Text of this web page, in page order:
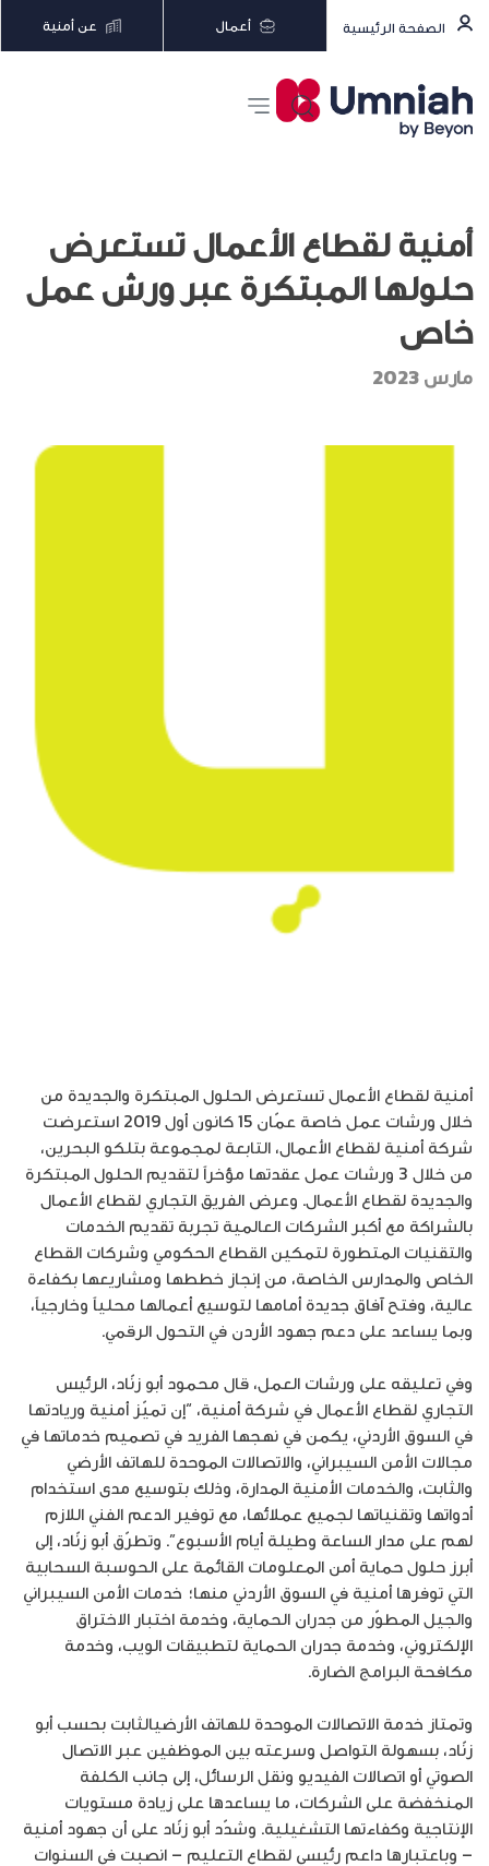
الصفحة الرئيسية أعمال عن أمنية
أمنية لقطاع الأعمال تستعرض
حلولها المبتكرة عبر ورش عمل
خاص
مارس 2023
أمنية لقطاع الأعمال تستعرض الحلول المبتكرة والجديدة من
خلال ورشات عمل خاصة عمّان 15 كانون أول 2019 استعرضت
شركة أمنية لقطاع الأعمال، التابعة لمجموعة بتلكو البحرين،
من خلال 3 ورشات عمل عقدتها مؤخراً لتقديم الحلول المبتكرة
والجديدة لقطاع الأعمال. وعرض الفريق التجاري لقطاع الأعمال
بالشراكة مع أكبر الشركات العالمية تجربة تقديم الخدمات
والتقنيات المتطورة لتمكين القطاع الحكومي وشركات القطاع
الخاص والمدارس الخاصة، من إنجاز خططها ومشاريعها بكفاءة
عالية، وفتح آفاق جديدة أمامها لتوسيع أعمالها محلياً وخارجياً،
وبما يساعد على دعم جهود الأردن في التحول الرقمي.
وفي تعليقه على ورشات العمل، قال محمود أبو زنّاد، الرئيس
التجاري لقطاع الأعمال في شركة أمنية، “إن تميّز أمنية وريادتها
في السوق الأردني، يكمن في نهجها الفريد في تصميم خدماتها في
مجالات الأمن السيبراني، والاتصالات الموحدة للهاتف الأرضي
والثابت، والخدمات الأمنية المدارة، وذلك بتوسيع مدى استخدام
أدواتها وتقنياتها لجميع عملائها، مع توفير الدعم الفني اللازم
لهم على مدار الساعة وطيلة أيام الأسبوع”. وتطرّق أبو زنّاد، إلى
أبرز حلول حماية أمن المعلومات القائمة على الحوسبة السحابية
التي توفرها أمنية في السوق الأردني منها؛ خدمات الأمن السيبراني
والجيل المطوّر من جدران الحماية، وخدمة اختبار الاختراق
الإلكتروني، وخدمة جدران الحماية لتطبيقات الويب، وخدمة
مكافحة البرامج الضارة.
وتمتاز خدمة الاتصالات الموحدة للهاتف الأرضيالثابت بحسب أبو
زنّاد، بسهولة التواصل وسرعته بين الموظفين عبر الاتصال
الصوتي أو اتصالات الفيديو ونقل الرسائل، إلى جانب الكلفة
المنخفضة على الشركات، ما يساعدها على زيادة مستويات
الإنتاجية وكفاءتها التشغيلية. وشدّد أبو زنّاد على أن جهود أمنية
– وباعتبارها داعم رئيسي لقطاع التعليم – انصبت في السنوات